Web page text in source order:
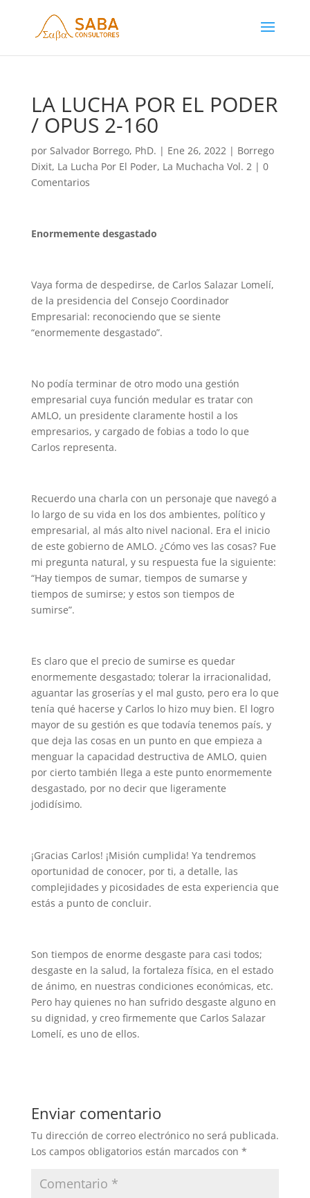
LA LUCHA POR EL PODER
/ OPUS 2-160
por Salvador Borrego, PhD. | Ene 26, 2022| Borrego
Dixit, La Lucha Por El Poder, La Muchacha Vol. 2| 0
Comentarios
Enormemente desgastado
Vaya forma de despedirse, de Carlos Salazar Lomelí,
de la presidencia del Consejo Coordinador
Empresarial: reconociendo que se siente
“enormemente desgastado”.
No podía terminar de otro modo una gestión
empresarial cuya función medular es tratar con
AMLO, un presidente claramente hostil a los
empresarios, y cargado de fobias a todo lo que
Carlos representa.
Recuerdo una charla con un personaje que navegó a
lo largo de su vida en los dos ambientes, político y
empresarial, al más alto nivel nacional. Era el inicio
de este gobierno de AMLO. ¿Cómo ves las cosas? Fue
mi pregunta natural, y su respuesta fue la siguiente:
“Hay tiempos de sumar, tiempos de sumarse y
tiempos de sumirse; y estos son tiempos de
sumirse”.
Es claro que el precio de sumirse es quedar
enormemente desgastado; tolerar la irracionalidad,
aguantar las groserías y el mal gusto, pero era lo que
tenía qué hacerse y Carlos lo hizo muy bien. El logro
mayor de su gestión es que todavía tenemos país, y
que deja las cosas en un punto en que empieza a
menguar la capacidad destructiva de AMLO, quien
por cierto también llega a este punto enormemente
desgastado, por no decir que ligeramente
jodidísimo.
¡Gracias Carlos! ¡Misión cumplida! Ya tendremos
oportunidad de conocer, por ti, a detalle, las
complejidades y picosidades de esta experiencia que
estás a punto de concluir.
Son tiempos de enorme desgaste para casi todos;
desgaste en la salud, la fortaleza física, en el estado
de ánimo, en nuestras condiciones económicas, etc.
Pero hay quienes no han sufrido desgaste alguno en
su dignidad, y creo firmemente que Carlos Salazar
Lomelí, es uno de ellos.
Enviar comentario
Tu dirección de correo electrónico no será publicada.
Los campos obligatorios están marcados con *